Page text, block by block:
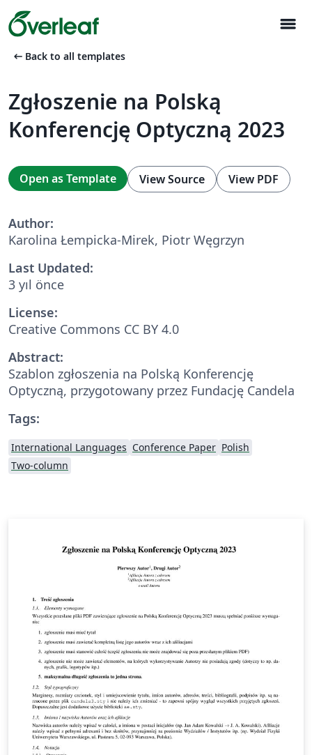
menu
arrow_left_alt Back to all templates
Zgłoszenie na Polską
Konferencję Optyczną 2023
Open as Template View Source View PDF
Author:
Karolina Łempicka-Mirek, Piotr Węgrzyn
Last Updated:
3 yıl önce
License:
Creative Commons CC BY 4.0
Abstract:
Szablon zgłoszenia na Polską Konferencję
Optyczną, przygotowany przez Fundację Candela
Tags:
International Languages Conference Paper Polish
Two-column